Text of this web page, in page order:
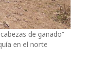
de ganado”
en el norte